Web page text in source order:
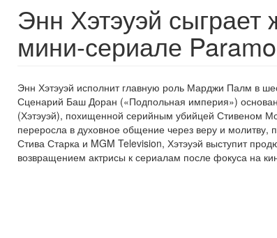
Энн Хэтэуэй сыграет
мини-сериале
Энн Хэтэуэй исполнит главную роль Марджи Палм в
Сценарий Баш Доран («Подпольная империя»)
(Хэтэуэй), похищенной серийным убийцей Стивеном
переросла в духовное общение через веру и молитву,
Стива Старка и MGM Television, Хэтэуэй выступит
возвращением актрисы к сериалам после фокуса на